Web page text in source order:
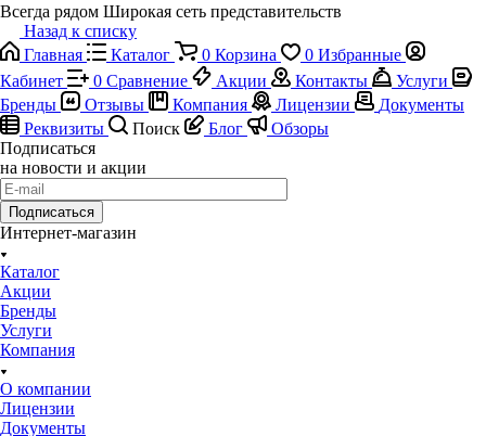
Всегда рядом Широкая сеть представительств
Назад к списку
Главная
Каталог 0 Корзина 0 Избранные
Кабинет
0 Сравнение Акции Контакты
Услуги
Бренды
Отзывы Компания Лицензии
Документы
Реквизиты
Поиск Блог
Обзоры
Подписаться
на новости и акции
Подписаться
Интернет-магазин
Каталог
Акции
Бренды
Услуги
Компания
О компании
Лицензии
Документы